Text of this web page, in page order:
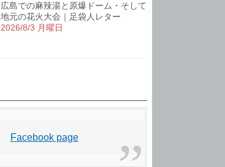
広島での麻辣湯と原爆ドーム・そして
地元の花火大会｜足袋人レター
2026/8/3 月曜日